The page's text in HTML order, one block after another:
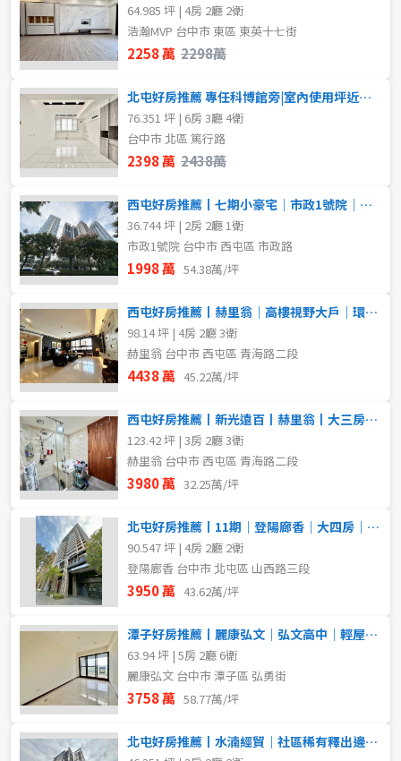
64.985 坪 | 4房 2廳 2衛
浩瀚MVP 台中市 東區 東英十七街
2258 萬 2298萬
北屯好房推薦 專任科博館旁|室內使用坪近百坪美透天
76.351 坪 | 6房 3廳 4衛
台中市 北區 篤行路
2398 萬 2438萬
西屯好房推薦丨七期小豪宅｜市政1號院｜大兩房平車｜高樓景觀戶
36.744 坪 | 2房 2廳 1衛
市政1號院 台中市 西屯區 市政路
1998 萬 54.38萬/坪
西屯好房推薦丨赫里翁｜高樓視野大戶｜環視七期美景
98.14 坪 | 4房 2廳 3衛
赫里翁 台中市 西屯區 青海路二段
4438 萬 45.22萬/坪
西屯好房推薦丨新光遠百丨赫里翁丨大三房雙平車
123.42 坪 | 3房 2廳 3衛
赫里翁 台中市 西屯區 青海路二段
3980 萬 32.25萬/坪
北屯好房推薦丨11期｜登陽廊香｜大四房｜獨立雙平車｜稀有釋出
90.547 坪 | 4房 2廳 2衛
登陽廊香 台中市 北屯區 山西路三段
3950 萬 43.62萬/坪
潭子好房推薦丨麗康弘文｜弘文高中｜輕屋齡電梯別墅
63.94 坪 | 5房 2廳 6衛
麗康弘文 台中市 潭子區 弘勇街
3758 萬 58.77萬/坪
北屯好房推薦丨水湳經貿｜社區稀有釋出邊間採光三房平車